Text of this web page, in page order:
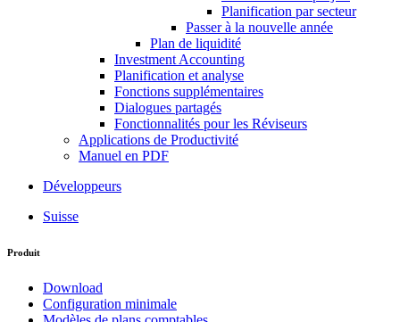
Planification par secteur
Passer à la nouvelle année
Plan de liquidité
Investment Accounting
Planification et analyse
Fonctions supplémentaires
Dialogues partagés
Fonctionnalités pour les Réviseurs
Applications de Productivité
Manuel en PDF
Développeurs
Suisse
Produit
Download
Configuration minimale